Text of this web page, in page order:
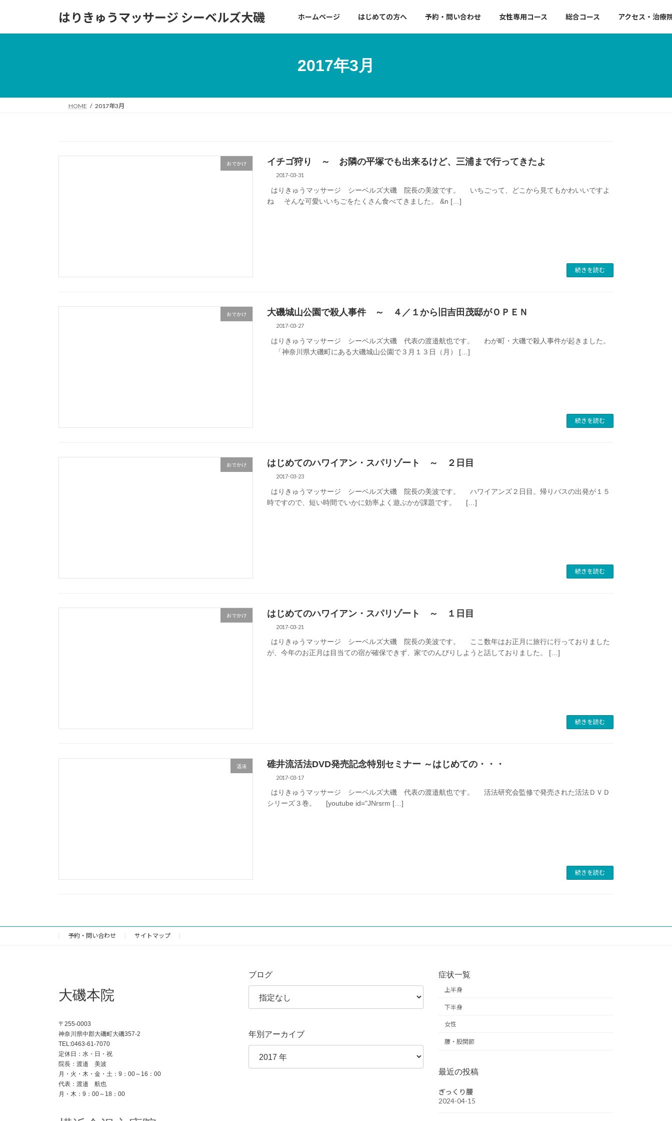
はりきゅうマッサージ シーベルズ大磯 ホームページ はじめての方へ 予約・問い合わせ 女性専用コース 総合コース アクセス・治療
2017年3月
HOME 2017年3月
おでかけ イチゴ狩り ～ お隣の平塚でも出来るけど、三浦まで行ってきたよ
2017-03-31
はりきゅうマッサージ シーベルズ大磯 院長の美波です。 いちごって、どこから見てもかわいいですよ
ね そんな可愛いいちごをたくさん食べてきました。 &n […]
続きを読む
おでかけ 大磯城山公園で殺人事件 ～ ４／１から旧吉田茂邸がＯＰＥＮ
2017-03-27
はりきゅうマッサージ シーベルズ大磯 代表の渡邉航也です。 わが町・大磯で殺人事件が起きました。
「神奈川県大磯町にある大磯城山公園で３月１３日（月） […]
続きを読む
おでかけ はじめてのハワイアン・スパリゾート ～ ２日目
2017-03-23
はりきゅうマッサージ シーベルズ大磯 院長の美波です。 ハワイアンズ２日目。帰りバスの出発が１５
時ですので、短い時間でいかに効率よく遊ぶかが課題です。 […]
続きを読む
おでかけ はじめてのハワイアン・スパリゾート ～ １日目
2017-03-21
はりきゅうマッサージ シーベルズ大磯 院長の美波です。 ここ数年はお正月に旅行に行っておりました
が、今年のお正月は目当ての宿が確保できず、家でのんびりしようと話しておりました。 […]
続きを読む
活法 碓井流活法DVD発売記念特別セミナー ～はじめての・・・
2017-03-17
はりきゅうマッサージ シーベルズ大磯 代表の渡邉航也です。 活法研究会監修で発売された活法ＤＶＤ
シリーズ３巻。 [youtube id="JNrsrm […]
続きを読む
予約・問い合わせ サイトマップ
大磯本院
〒255-0003
神奈川県中郡大磯町大磯357-2
TEL:0463-61-7070
定休日：水・日・祝
院長：渡邉 美波
月・火・木・金・土：9：00～16：00
代表：渡邉 航也
月・木：9：00～18：00
ブログ
年別アーカイブ
症状一覧
上半身
下半身
女性
腰・股関節
最近の投稿
ぎっくり腰
2024-04-15